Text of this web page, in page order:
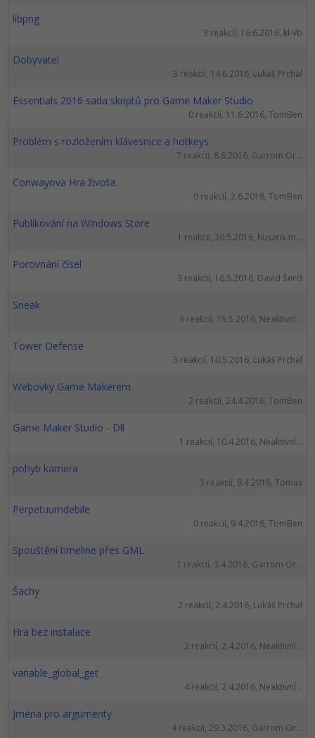
libpng
3 reakcií, 16.6.2016, kl-vb
Dobyvatel
3 reakcií, 14.6.2016, Lukáš Prchal
Essentials 2016 sada skriptů pro Game Maker Studio
0 reakcií, 11.6.2016, TomBen
Problém s rozložením klávesnice a hotkeys
7 reakcií, 8.6.2016, Garrom Or...
Conwayova Hra života
0 reakcií, 2.6.2016, TomBen
Publikování na Windows Store
1 reakcií, 30.5.2016, husarik.m...
Porovnání čísel
3 reakcií, 16.5.2016, David Šercl
Sneak
3 reakcií, 15.5.2016, Neaktivní...
Tower Defense
3 reakcií, 10.5.2016, Lukáš Prchal
Webovky Game Makerem
2 reakcií, 24.4.2016, TomBen
Game Maker Studio - Dll
1 reakcií, 10.4.2016, Neaktivní...
pohyb kamera
3 reakcií, 9.4.2016, Tomas
Perpetuumdebile
0 reakcií, 9.4.2016, TomBen
Spouštění timeline přes GML
1 reakcií, 3.4.2016, Garrom Or...
Šachy
2 reakcií, 2.4.2016, Lukáš Prchal
Hra bez instalace
2 reakcií, 2.4.2016, Neaktivní...
variable_global_get
4 reakcií, 2.4.2016, Neaktivní...
Jména pro argumenty
4 reakcií, 29.3.2016, Garrom Or...